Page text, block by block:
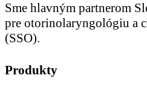
Sme hlavným partnerom
pre otorinolaryngológiu a
(SSO).
Produkty